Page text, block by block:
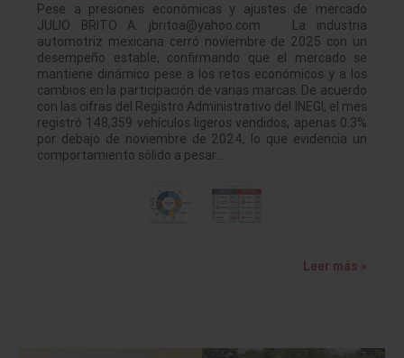
Pese a presiones económicas y ajustes de mercado
JULIO BRITO A. jbritoa@yahoo.com La industria
automotriz mexicana cerró noviembre de 2025 con un
desempeño estable, confirmando que el mercado se
mantiene dinámico pese a los retos económicos y a los
cambios en la participación de varias marcas. De acuerdo
con las cifras del Registro Administrativo del INEGI, el mes
registró 148,359 vehículos ligeros vendidos, apenas 0.3%
por debajo de noviembre de 2024, lo que evidencia un
comportamiento sólido a pesar…
Leer más »